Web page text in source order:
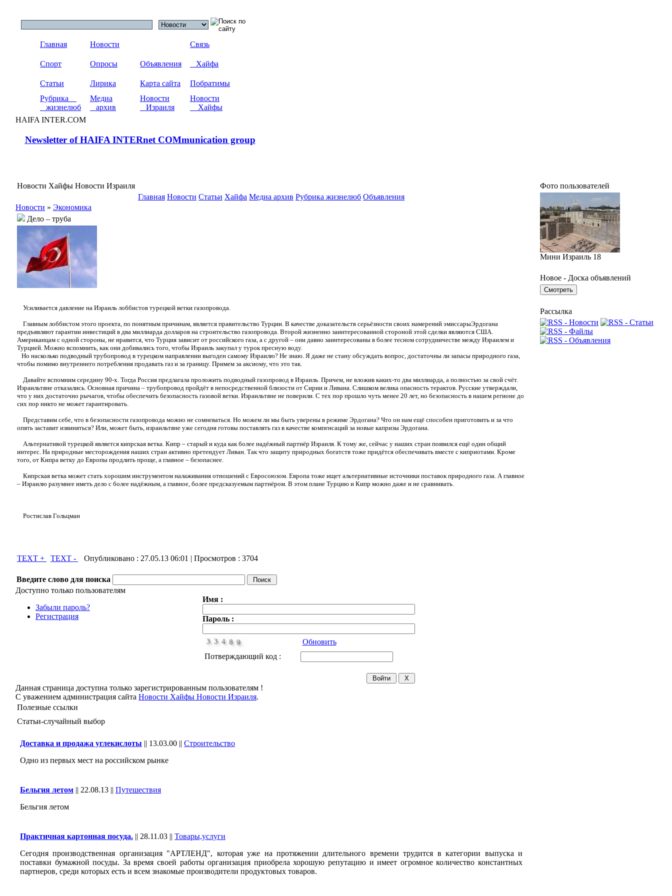
Главная Новости Связь
Спорт Опросы Объявления Хайфа
Статьи Лирика Карта сайта
Побратимы
Рубрика
жизнелюб
Медиа
архив
Новости
Израиля
Новости
Хайфы
HAIFA INTER.COM
Newsletter of HAIFA INTERnet COMmunication group
Новости Хайфы Новости Израиля
Главная Новости Статьи Хайфа Медиа архив Рубрика жизнелюб Объявления
Новости » Экономика
Дело – труба
Усиливается давление на Израиль лоббистов турецкой ветки газопровода.
Главным лоббистом этого проекта, по понятным причинам, является правительство Турции. В качестве доказательств серьёзности своих намерений эмиссарыЭрдогана
предъявляют гарантии инвестиций в два миллиарда долларов на строительство газопровода. Второй жизненно заинтересованной стороной этой сделки являются США.
Американцам с одной стороны, не нравится, что Турция зависит от российского газа, а с другой – они давно заинтересованы в более тесном сотрудничестве между Израилем и
Турцией. Можно вспомнить, как они добивались того, чтобы Израиль закупал у турок пресную воду.
Но насколько подводный трубопровод в турецком направлении выгоден самому Израилю? Не знаю. Я даже не стану обсуждать вопрос, достаточны ли запасы природного газа,
чтобы помимо внутреннего потребления продавать газ и за границу. Примем за аксиому, что это так.
Давайте вспомним середину 90-х. Тогда Россия предлагала проложить подводный газопровод в Израиль. Причем, не вложив каких-то два миллиарда, а полностью за свой счёт.
Израильтяне отказались. Основная причина – трубопровод пройдёт в непосредственной близости от Сирии и Ливана. Слишком велика опасность терактов. Русские утверждали,
что у них достаточно рычагов, чтобы обеспечить безопасность газовой ветки. Израильтяне не поверили. С тех пор прошло чуть менее 20 лет, но безопасность в нашем регионе до
сих пор никто не может гарантировать.
Представим себе, что в безопасности газопровода можно не сомневаться. Но можем ли мы быть уверены в режиме Эрдогана? Что он нам ещё способен приготовить и за что
опять заставит извиняться? Или, может быть, израильтяне уже сегодня готовы поставлять газ в качестве компенсаций за новые капризы Эрдогана.
Альтернативой турецкой является кипрская ветка. Кипр – старый и куда как более надёжный партнёр Израиля. К тому же, сейчас у наших стран появился ещё один общий
интерес. На природные месторождения наших стран активно претендует Ливан. Так что защиту природных богатств тоже придётся обеспечивать вместе с киприотами. Кроме
того, от Кипра ветку до Европы продлить проще, а главное – безопаснее.
Кипрская ветка может стать хорошим инструментом налаживания отношений с Евросоюзом. Европа тоже ищет альтернативные источники поставок природного газа. А главное
– Израилю разумнее иметь дело с более надёжным, а главное, более предсказуемым партнёром. В этом плане Турцию и Кипр можно даже и не сравнивать.
Ростислав Гольцман
TEXT + TEXT - Опубликовано : 27.05.13 06:01 | Просмотров : 3704
Введите слово для поиска
Доступно только пользователям
Забыли пароль?
Регистрация
Имя :
Пароль :
Обновить
Потверждающий код :
Данная страница доступна только зарегистрированным пользователям !
С уважением администрация сайта Новости Хайфы Новости Израиля.
Полезные ссылки
Статьи-случайный выбор
Доставка и продажа углекислоты || 13.03.00 || Строительство
Одно из первых мест на российском рынке
Бельгия летом || 22.08.13 || Путешествия
Бельгия летом
Практичная картонная посуда. || 28.11.03 || Товары,услуги
Сегодня производственная организация "АРТЛЕНД", которая уже на протяжении длительного времени трудится в категории выпуска и
поставки бумажной посуды. За время своей работы организация приобрела хорошую репутацию и имеет огромное количество константных
партнеров, среди которых есть и всем знакомые производители продуктовых товаров.
Фото пользователей
Мини Израиль 18
Новое - Доска объявлений
Рассылка